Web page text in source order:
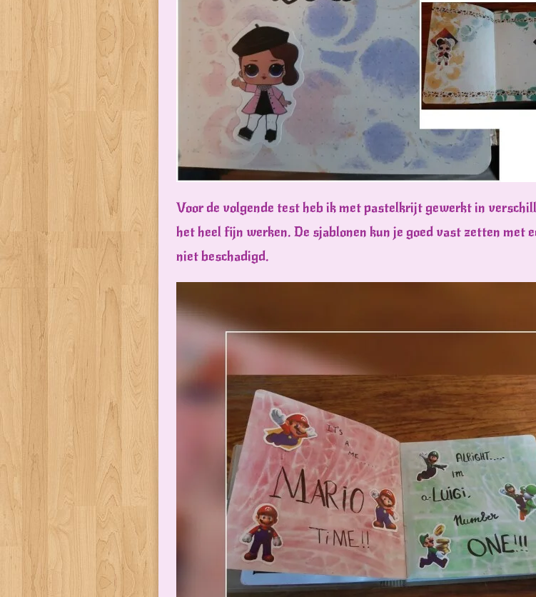
Voor de volgende test heb ik met pastelkrijt gewerkt in
het heel fijn werken. De sjablonen kun je goed vast zetten met
niet beschadigd.